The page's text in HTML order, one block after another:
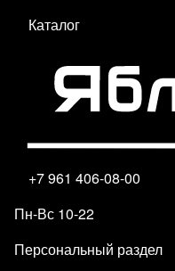
Каталог
+7 961 406-08-00
Пн-Вс 10-22
Персональный раздел